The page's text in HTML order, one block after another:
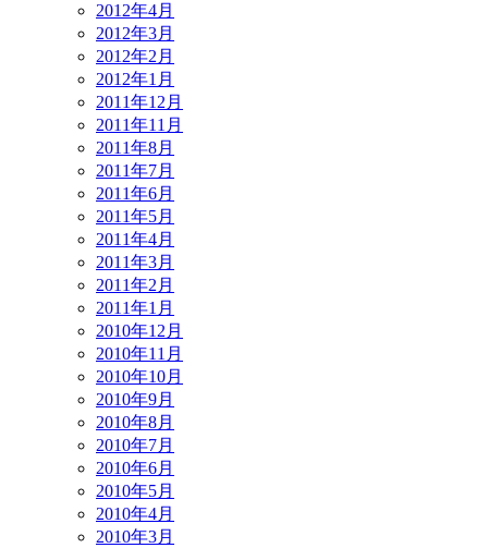
2012年4月
2012年3月
2012年2月
2012年1月
2011年12月
2011年11月
2011年8月
2011年7月
2011年6月
2011年5月
2011年4月
2011年3月
2011年2月
2011年1月
2010年12月
2010年11月
2010年10月
2010年9月
2010年8月
2010年7月
2010年6月
2010年5月
2010年4月
2010年3月